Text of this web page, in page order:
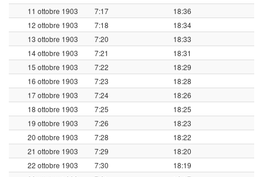
11 ottobre 1903
7:17
18:36
12 ottobre 1903
7:18
18:34
13 ottobre 1903
7:20
18:33
14 ottobre 1903
7:21
18:31
15 ottobre 1903
7:22
18:29
16 ottobre 1903
7:23
18:28
17 ottobre 1903
7:24
18:26
18 ottobre 1903
7:25
18:25
19 ottobre 1903
7:26
18:23
20 ottobre 1903
7:28
18:22
21 ottobre 1903
7:29
18:20
22 ottobre 1903
7:30
18:19